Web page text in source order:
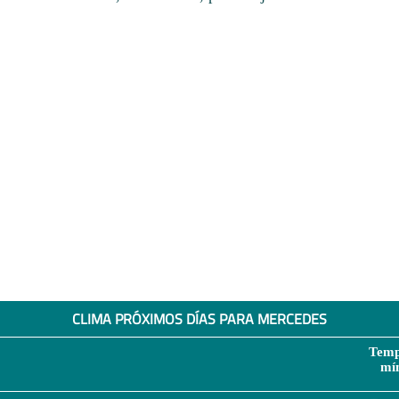
CLIMA PRÓXIMOS DÍAS PARA MERCEDES